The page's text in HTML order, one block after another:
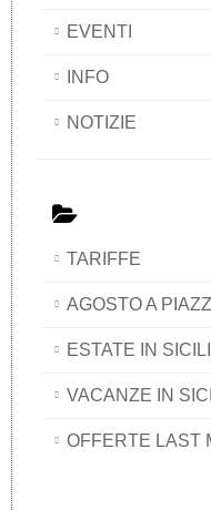
EVENTI
INFO
NOTIZIE
TARIFFE
AGOSTO A
ESTATE IN
VACANZE IN
OFFERTE LAST